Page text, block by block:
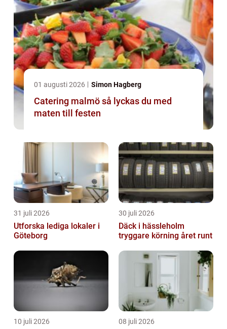
01 augusti 2026 Simon Hagberg
Catering malmö så lyckas du med
maten till festen
31 juli 2026
Utforska lediga lokaler i
Göteborg
30 juli 2026
Däck i hässleholm
tryggare körning året runt
10 juli 2026 08 juli 2026